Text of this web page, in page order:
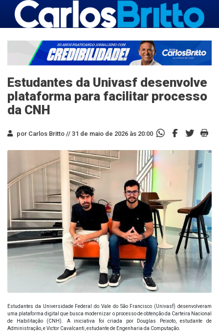
Estudantes da Univasf desenvolve
plataforma para facilitar processo
da CNH
por Carlos Britto // 31 de maio de 2026 às 20:00
Estudantes da Universidade Federal do Vale do São Francisco (Univasf) desenvolveram
uma plataforma digital que busca modernizar o processo de obtenção da Carteira Nacional
de Habilitação (CNH). A iniciativa foi criada por Douglas Peixoto, estudante de
Administração, e Victor Cavalcanti, estudante de Engenharia da Computação.